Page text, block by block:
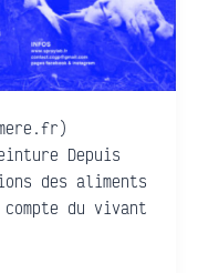
Depuis
des aliments
du vivant